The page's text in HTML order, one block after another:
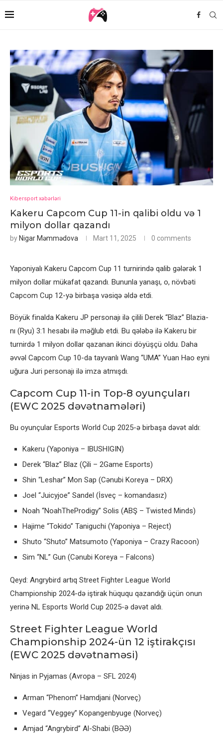
Kibersport xəbərləri
Kakeru Capcom Cup 11-in qalibi oldu və 1
milyon dollar qazandı
by Nigar Məmmədova Mart 11, 2025 0 comments
Yaponiyalı Kakeru Capcom Cup 11 turnirində qalib gələrək 1
milyon dollar mükafat qazandı. Bununla yanaşı, o, növbəti
Capcom Cup 12-yə birbaşa vəsiqə əldə etdi.
Böyük finalda Kakeru JP personajı ilə çilili Derek “Blaz” Blazia-
nı (Ryu) 3:1 hesabı ilə məğlub etdi. Bu qələbə ilə Kakeru bir
turnirdə 1 milyon dollar qazanan ikinci döyüşçü oldu. Daha
əvvəl Capcom Cup 10-da tayvanlı Wang “UMA” Yuan Hao eyni
uğura Juri personajı ilə imza atmışdı.
Capcom Cup 11-in Top-8 oyunçuları
(EWC 2025 dəvətnamələri)
Bu oyunçular Esports World Cup 2025-ə birbaşa dəvət aldı:
Kakeru (Yaponiya – IBUSHIGIN)
Derek “Blaz” Blaz (Çili – 2Game Esports)
Shin “Leshar” Mon Sap (Cənubi Koreya – DRX)
Joel “Juicyjoe” Sandel (İsveç – komandasız)
Noah “NoahTheProdigy” Solis (ABŞ – Twisted Minds)
Hajime “Tokido” Taniguchi (Yaponiya – Reject)
Shuto “Shuto” Matsumoto (Yaponiya – Crazy Racoon)
Sim “NL” Gun (Cənubi Koreya – Falcons)
Qeyd: Angrybird artıq Street Fighter League World
Championship 2024-də iştirak hüququ qazandığı üçün onun
yerinə NL Esports World Cup 2025-ə dəvət aldı.
Street Fighter League World
Championship 2024-ün 12 iştirakçısı
(EWC 2025 dəvətnaməsi)
Ninjas in Pyjamas (Avropa – SFL 2024)
Arman “Phenom” Hamdjani (Norveç)
Vegard “Veggey” Kopangenbyuge (Norveç)
Amjad “Angrybird” Al-Shabi (BƏƏ)